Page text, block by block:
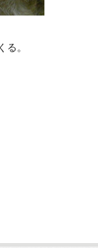
る。